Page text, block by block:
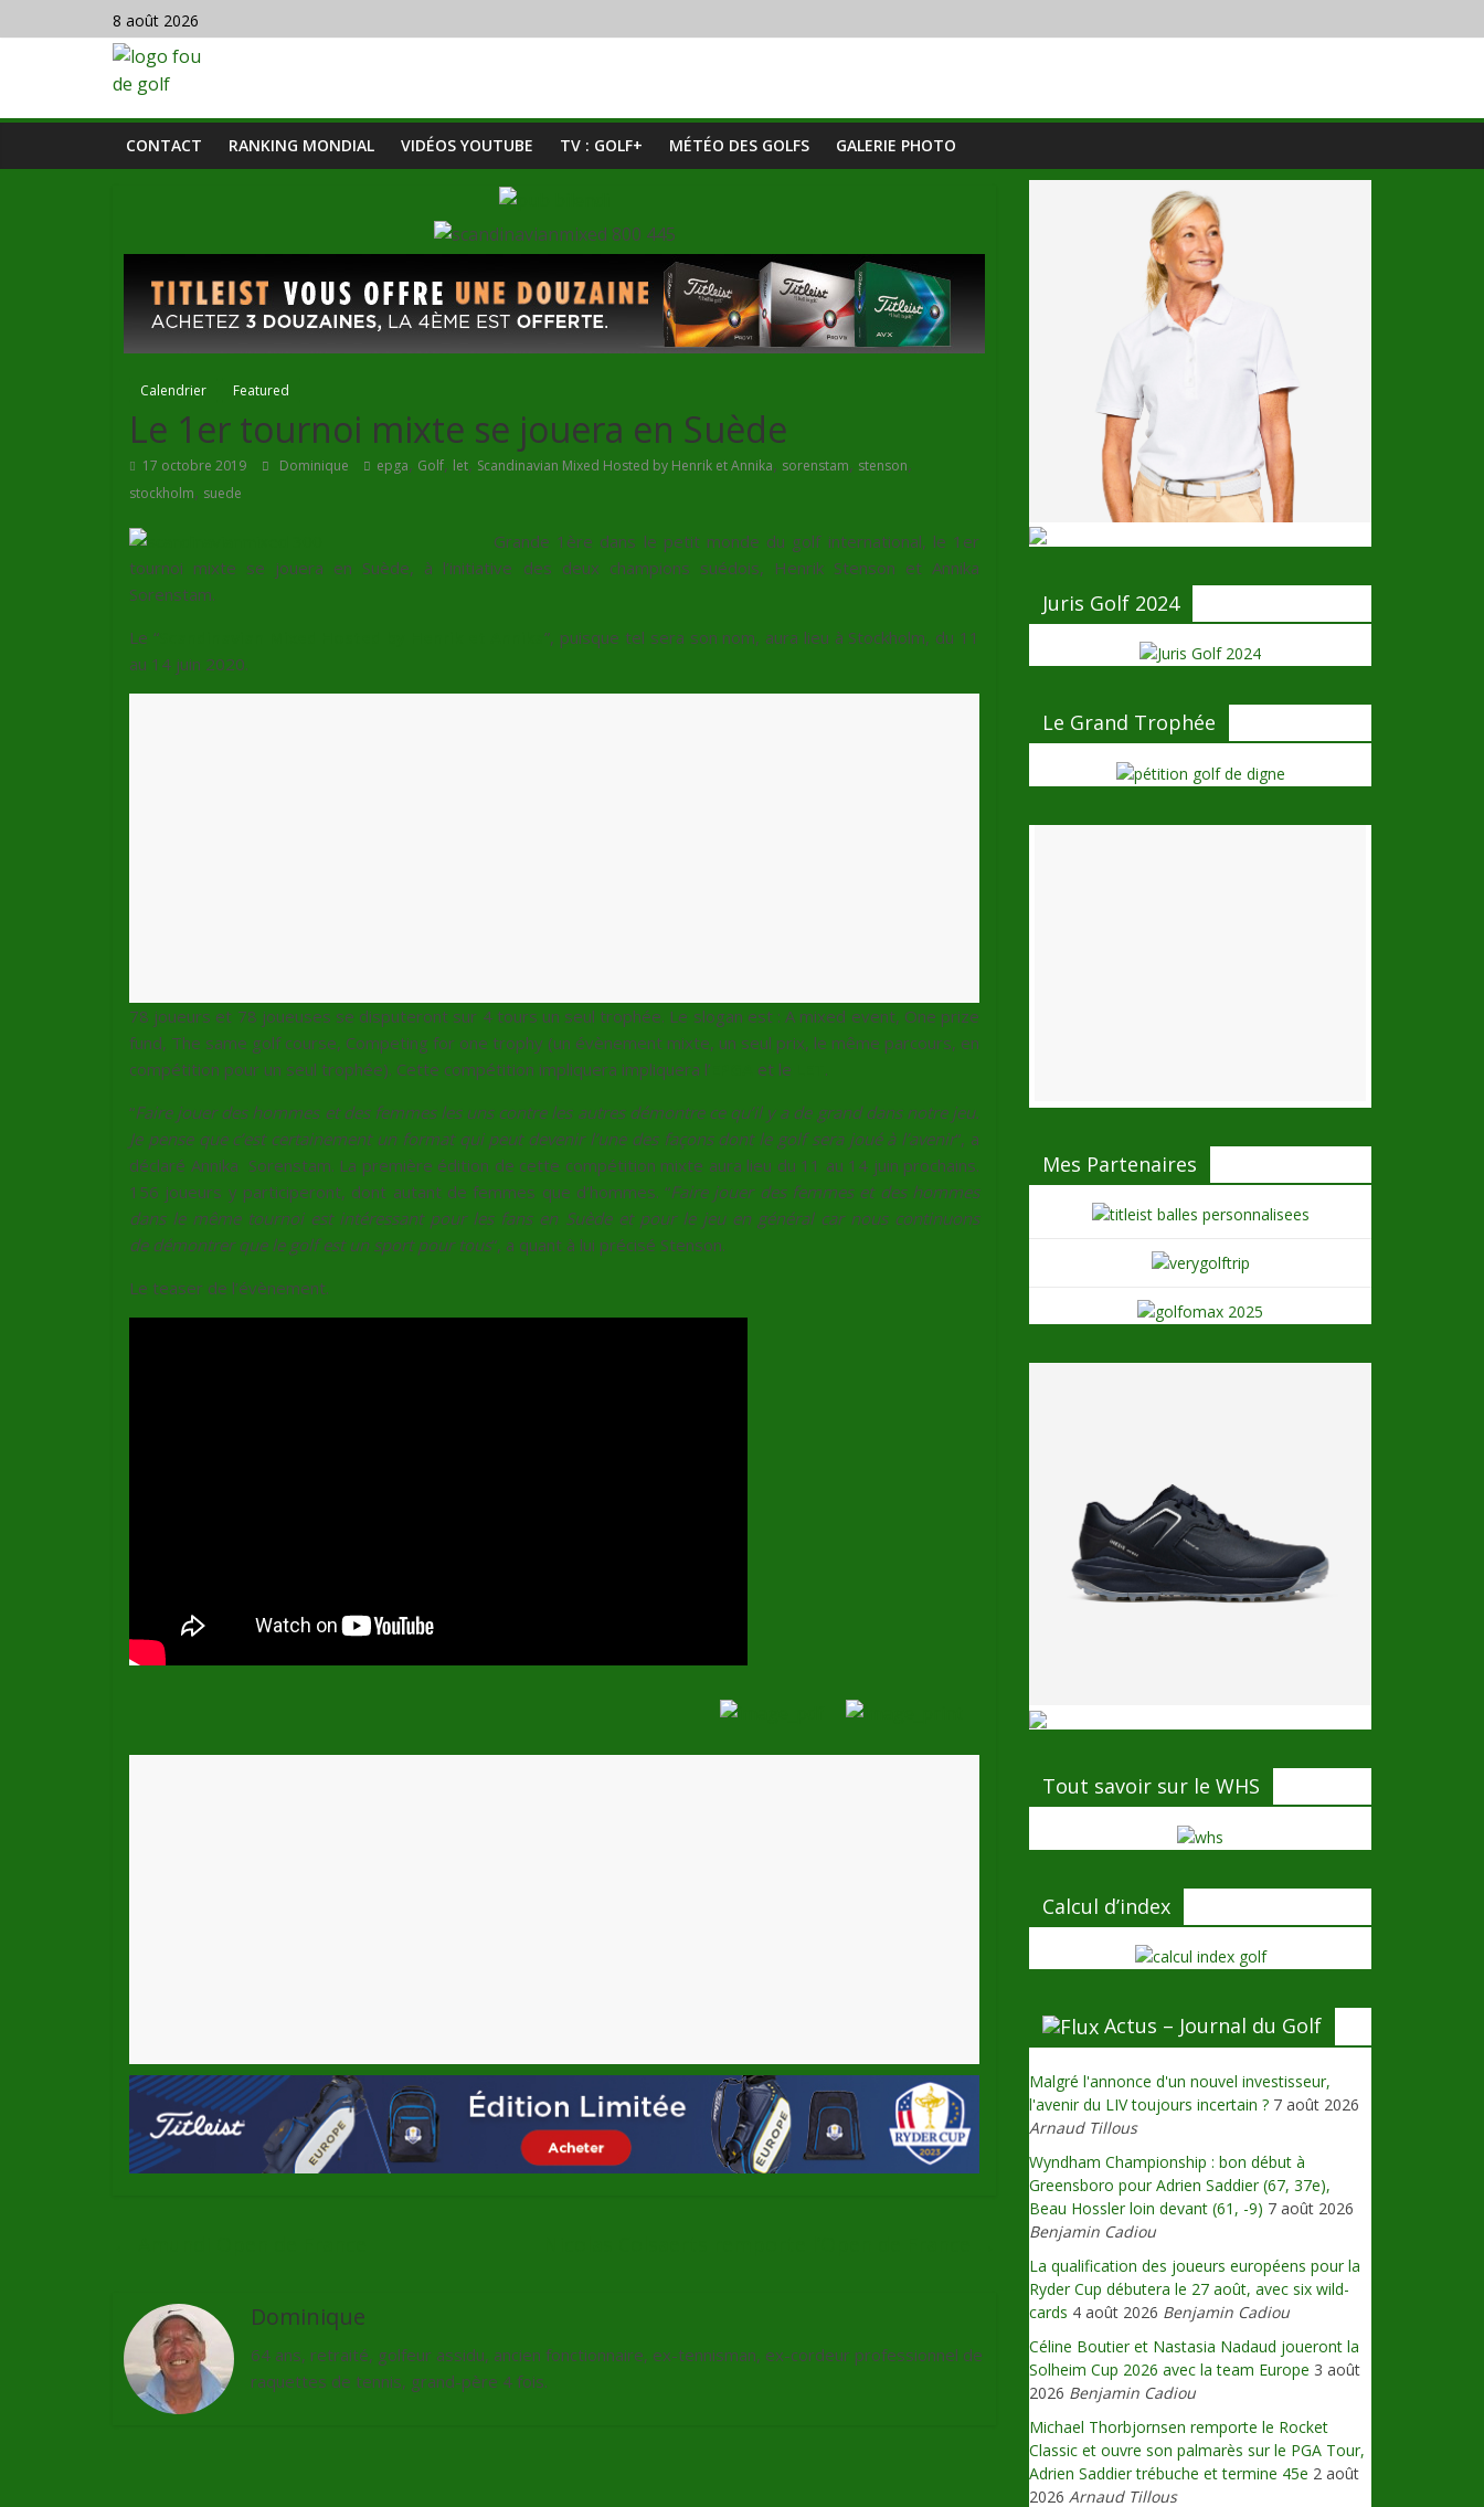
8 août 2026
CONTACT RANKING MONDIAL VIDÉOS YOUTUBE TV : GOLF+ MÉTÉO DES GOLFS GALERIE PHOTO
Calendrier Featured
Le 1er tournoi mixte se jouera en Suède
17 octobre 2019 Dominique epga, Golf, let, Scandinavian Mixed Hosted by Henrik et Annika, sorenstam, stenson,
stockholm, suede
Grande 1ère dans le petit monde du golf international, le 1er
tournoi mixte se jouera en Suède, à l’initiative des deux champions suédois, Henrik Stenson et Annika
Sorenstam.
Le “Scandinavian Mixed Hosted by Henrik et Annika”, puisque tel sera son nom, aura lieu à Stockholm, du 11
au 14 juin 2020.
78 joueurs et 78 joueuses se disputeront sur 4 tours un seul trophée. Le slogan est : A mixed event, One prize
fund, The same golf course, Competing for one trophy (un évènement mixte, un seul prix, le même parcours, en
compétition pour un seul trophée). Cette compétition impliquera impliquera l’ et le
.
“Faire jouer des hommes et des femmes les uns contre les autres démontre ce qu’il y a de grand dans notre jeu.
Je pense que c’est certainement un format qui peut devenir l’une des façons dont le golf sera joué à l’avenir“, a
déclaré Annika Sorenstam. La première édition de cette compétition mixte aura lieu du 11 au 14 juin prochains.
156 joueurs y participeront, dont autant de femmes que d’hommes. “Faire jouer des femmes et des hommes
dans le même tournoi est intéressant pour les fans en Suède et pour le jeu en général car nous continuons
de démontrer que le golf est un sport pour tous“, a quant à lui précisé Stenson.
Le teaser de l’évènement.
Dominique
64 ans, retraité, golfeur assidu, ancien fonctionnaire, ex-tennisman, ex-cordeur professionnel de
raquettes de tennis, grand-père 4 fois.
Juris Golf 2024
Le Grand Trophée
Mes Partenaires
Tout savoir sur le WHS
Calcul d’index
Actus – Journal du Golf
Malgré l'annonce d'un nouvel investisseur,
l'avenir du LIV toujours incertain ? 7 août 2026
Arnaud Tillous
Wyndham Championship : bon début à
Greensboro pour Adrien Saddier (67, 37e),
Beau Hossler loin devant (61, -9) 7 août 2026
Benjamin Cadiou
La qualification des joueurs européens pour la
Ryder Cup débutera le 27 août, avec six wild-
cards 4 août 2026 Benjamin Cadiou
Céline Boutier et Nastasia Nadaud joueront la
Solheim Cup 2026 avec la team Europe 3 août
2026 Benjamin Cadiou
Michael Thorbjornsen remporte le Rocket
Classic et ouvre son palmarès sur le PGA Tour,
Adrien Saddier trébuche et termine 45e 2 août
2026 Arnaud Tillous